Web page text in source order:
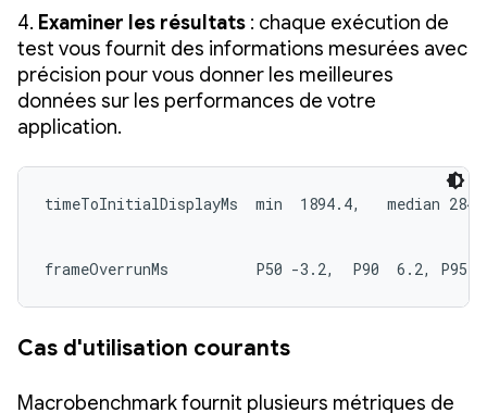
4. Examiner les résultats : chaque exécution de
test vous fournit des informations mesurées avec
précision pour vous donner les meilleures
données sur les performances de votre
application.
timeToInitialDisplayMs  min  1894.4,   median
frameOverrunMs          P50 -3.2,  P90  6.2, P95
Cas d'utilisation courants
Macrobenchmark fournit plusieurs métriques de